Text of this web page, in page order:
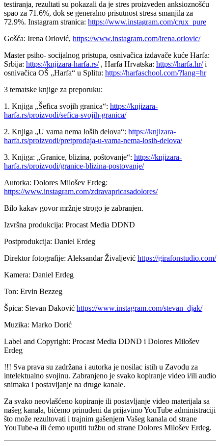
testiranja, rezultati su pokazali da je stres proizveden anksioznošću
spao za 71.6%, dok se generalno prisutnost stresa smanjila za
72.9%. Instagram stranica: https://www.instagram.com/crux_pure
Gošća: Irena Orlović, https://www.instagram.com/irena.orlovic/
Master psiho- socijalnog pristupa, osnivačica izdavače kuće Harfa:
Srbija: https://knjizara-harfa.rs/, Harfa Hrvatska: https://harfa.hr/i
osnivačica OŠ „Harfa“ u Splitu: https://harfaschool.com/?lang=hr
3 tematske knjige za preporuku:
1. Knjiga „Šefica svojih granica“: https://knjizara-
harfa.rs/proizvodi/sefica-svojih-granica/
2. Knjiga „U vama nema loših delova“: https://knjizara-
harfa.rs/proizvodi/pretprodaja-u-vama-nema-losih-delova/
3. Knjiga: „Granice, blizina, poštovanje“: https://knjizara-
harfa.rs/proizvodi/granice-blizina-postovanje/
Autorka: Dolores Milošev Erdeg:
https://www.instagram.com/zdravapricasadolores/
Bilo kakav govor mržnje strogo je zabranjen.
Izvršna produkcija: Procast Media DDND
Postprodukcija: Daniel Erdeg
Direktor fotografije: Aleksandar Živaljević https://girafonstudio.com/
Kamera: Daniel Erdeg
Ton: Ervin Bezzeg
Špica: Stevan Đaković https://www.instagram.com/stevan_djak/
Muzika: Marko Dorić
Label and Copyright: Procast Media DDND i Dolores Milošev
Erdeg
!!! Sva prava su zadržana i autorka je nosilac istih u Zavodu za
intelektualno svojinu. Zabranjeno je svako kopiranje video i/ili audio
snimaka i postavljanje na druge kanale.
Za svako neovlašćeno kopiranje ili postavljanje video materijala sa
našeg kanala, bićemo prinuđeni da prijavimo YouTube administraciji
što može rezultovati i trajnim gašenjem Vašeg kanala od strane
YouTube-a ili ćemo uputiti tužbu od strane Dolores Milošev Erdeg.